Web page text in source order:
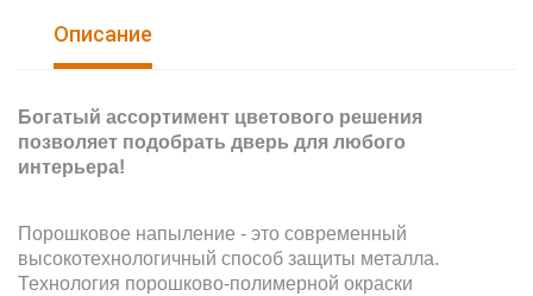
Описание
Богатый ассортимент цветового решения
позволяет подобрать дверь для любого
интерьера!
Порошковое напыление - это современный
высокотехнологичный способ защиты металла.
Технология порошково-полимерной окраски